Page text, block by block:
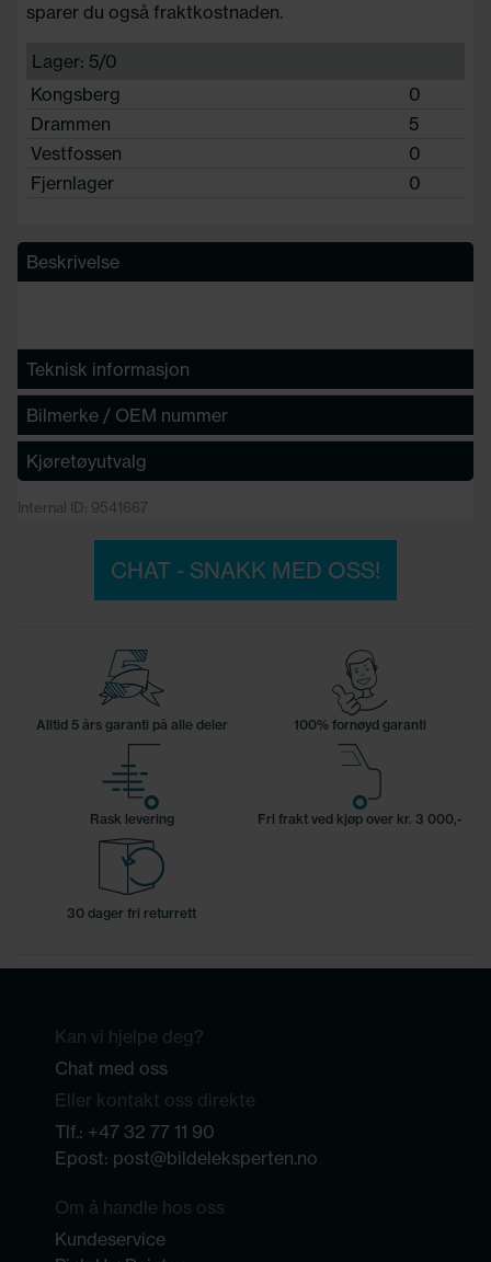
sparer du også fraktkostnaden.
Lager: 5/0
Kongsberg
0
Drammen
5
Vestfossen
0
Fjernlager
0
Beskrivelse
Teknisk informasjon
Bilmerke / OEM nummer
Kjøretøyutvalg
Internal ID: 9541667
CHAT - SNAKK MED OSS!
Alltid 5 års garanti på alle deler 100% fornøyd garanti
Rask levering Fri frakt ved kjøp over kr. 3 000,-
30 dager fri returrett
Kan vi hjelpe deg?
Chat med oss
Eller kontakt oss direkte
Tlf.: +47 32 77 11 90
Epost: post@bildeleksperten.no
Om å handle hos oss
Kundeservice